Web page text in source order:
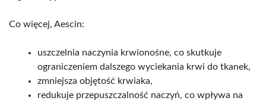
Co więcej, Aescin:
uszczelnia naczynia krwionośne, co skutkuje
ograniczeniem dalszego wyciekania krwi do tkanek,
zmniejsza objętość krwiaka,
redukuje przepuszczalność naczyń, co wpływa na